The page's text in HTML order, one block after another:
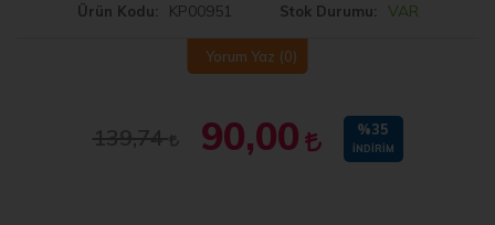
Ürün Kodu KP00951 Stok Durumu VAR
Yorum Yaz (0)
139,74 90,00 %35
İNDIRIM